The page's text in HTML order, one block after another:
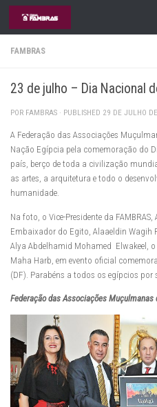
Skip to content
FAMBRAS
23 de julho – Dia Nacional
POR FAMBRAS · PUBLISHED 29 DE JULHO
A Federação das Associações
Nação Egípcia pela comemoração do
país, berço de toda a civilização
as artes, a arquitetura e todo o
humanidade.
Na foto, o Vice-Presidente da
Embaixador do Egito, Alaaeldin Wagih
Alya Abdelhamid Mohamed Elwakeel, o
Maha Harb, em evento oficial
(DF). Parabéns a todos os egípcios
Federação das Associações Muçulmanas